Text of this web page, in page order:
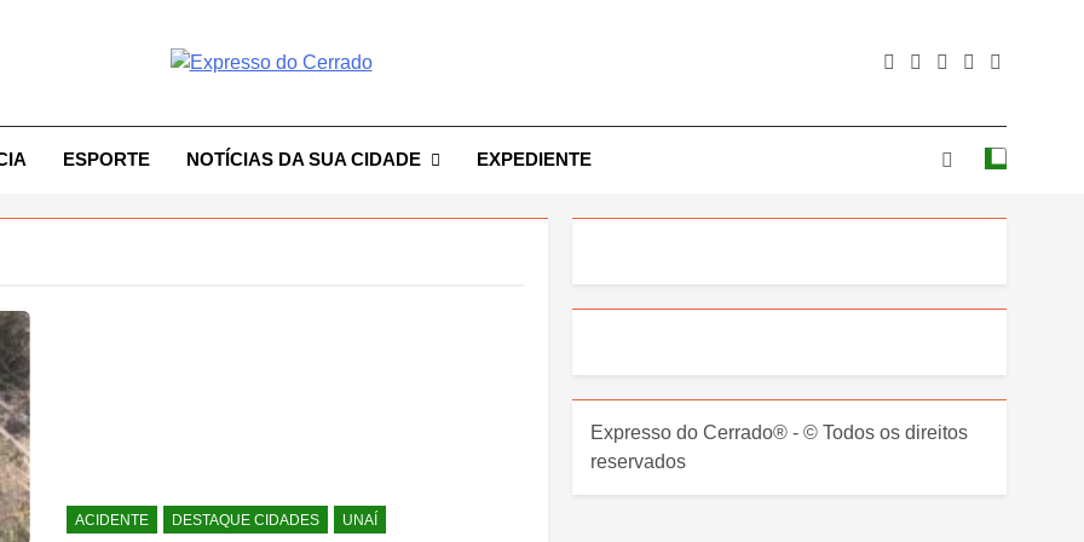
ESPORTE NOTÍCIAS DA SUA CIDADE EXPEDIENTE
ACIDENTE DESTAQUE CIDADES UNAÍ
Expresso do Cerrado® - © Todos os direitos
reservados